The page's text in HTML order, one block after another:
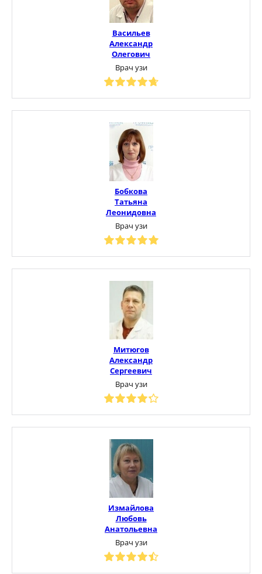
Васильев
Александр
Олегович
Врач узи
Бобкова
Татьяна
Леонидовна
Врач узи
Митюгов
Александр
Сергеевич
Врач узи
Измайлова
Любовь
Анатольевна
Врач узи